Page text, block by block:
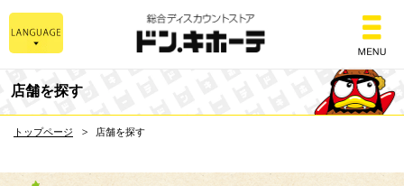
総合ディスカウント
店舗を探す
トップページ 店舗を探す